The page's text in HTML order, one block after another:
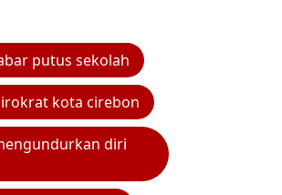
putus sekolah
kota cirebon
diri